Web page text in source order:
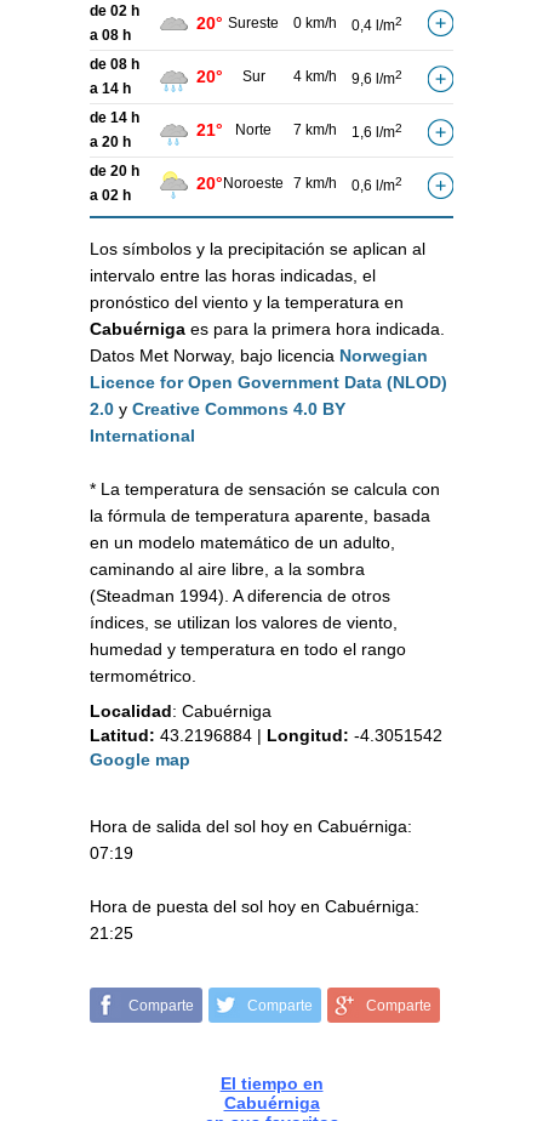
de 02 h
a 08 h
20° Sureste 0 km/h 0,4 l/m2
de 08 h
a 14 h
20° Sur 4 km/h 9,6 l/m2
de 14 h
a 20 h
21° Norte 7 km/h 1,6 l/m2
de 20 h
a 02 h
20° Noroeste 7 km/h 0,6 l/m2
Los símbolos y la precipitación se aplican al
intervalo entre las horas indicadas, el
pronóstico del viento y la temperatura en
Cabuérniga es para la primera hora indicada.
Datos Met Norway, bajo licencia Norwegian
Licence for Open Government Data (NLOD)
2.0 y Creative Commons 4.0 BY
International
* La temperatura de sensación se calcula con
la fórmula de temperatura aparente, basada
en un modelo matemático de un adulto,
caminando al aire libre, a la sombra
(Steadman 1994). A diferencia de otros
índices, se utilizan los valores de viento,
humedad y temperatura en todo el rango
termométrico.
Localidad: Cabuérniga
Latitud: 43.2196884 | Longitud: -4.3051542
Google map
Hora de salida del sol hoy en Cabuérniga:
07:19
Hora de puesta del sol hoy en Cabuérniga:
21:25
Comparte Comparte Comparte
El tiempo en
Cabuérniga